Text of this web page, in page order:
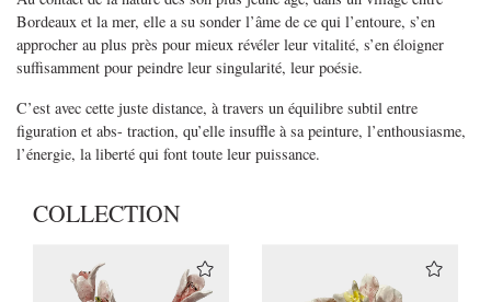
Bordeaux et la mer, elle a su sonder l’âme de ce qui l’entoure, s’en
approcher au plus près pour mieux révéler leur vitalité, s’en éloigner
suffisamment pour peindre leur singularité, leur poésie.
C’est avec cette juste distance, à travers un équilibre subtil entre
figuration et abs- traction, qu’elle insuffle à sa peinture, l’enthousiasme,
l’énergie, la liberté qui font toute leur puissance.
COLLECTION